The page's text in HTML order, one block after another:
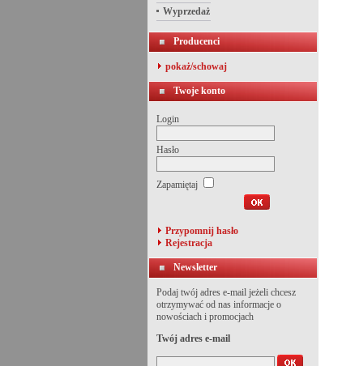
Wyprzedaż
Producenci
pokaż/schowaj
Twoje konto
Login
Hasło
Zapamiętaj
Przypomnij hasło
Rejestracja
Newsletter
Podaj twój adres e-mail jeżeli chcesz
otrzymywać od nas informacje o
nowościach i promocjach
Twój adres e-mail